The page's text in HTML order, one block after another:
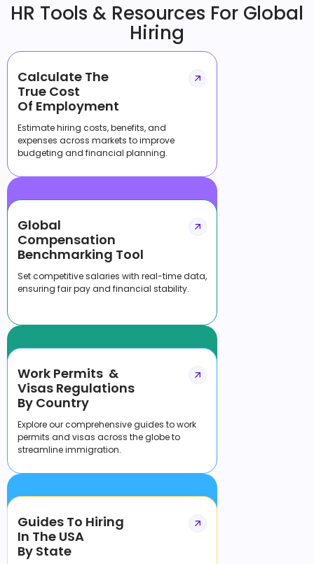
HR Tools & Resources For Global
Hiring
Calculate The
True Cost
Of Employment
Estimate hiring costs, benefits, and
expenses across markets to improve
budgeting and financial planning.
Global
Compensation
Benchmarking Tool
Set competitive salaries with real-time data,
ensuring fair pay and financial stability.
Work Permits &
Visas Regulations
By Country
Explore our comprehensive guides to work
permits and visas across the globe to
streamline immigration.
Guides To Hiring
In The USA
By State